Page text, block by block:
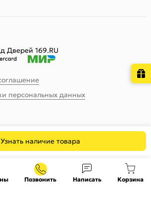
Узнать наличие товара
Дверей 169.RU
персональных данных
Позвонить Написать Корзина